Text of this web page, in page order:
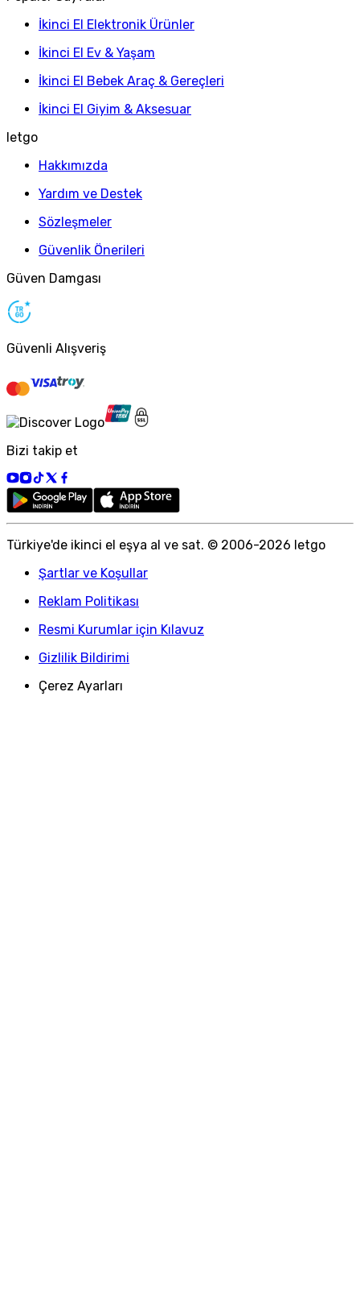
İkinci El Elektronik Ürünler
İkinci El Ev & Yaşam
İkinci El Bebek Araç & Gereçleri
İkinci El Giyim & Aksesuar
letgo
Hakkımızda
Yardım ve Destek
Sözleşmeler
Güvenlik Önerileri
Güven Damgası
Güvenli Alışveriş
Bizi takip et
Türkiye'de ikinci el eşya al ve sat. © 2006-2026 letgo
Şartlar ve Koşullar
Reklam Politikası
Resmi Kurumlar için Kılavuz
Gizlilik Bildirimi
Çerez Ayarları